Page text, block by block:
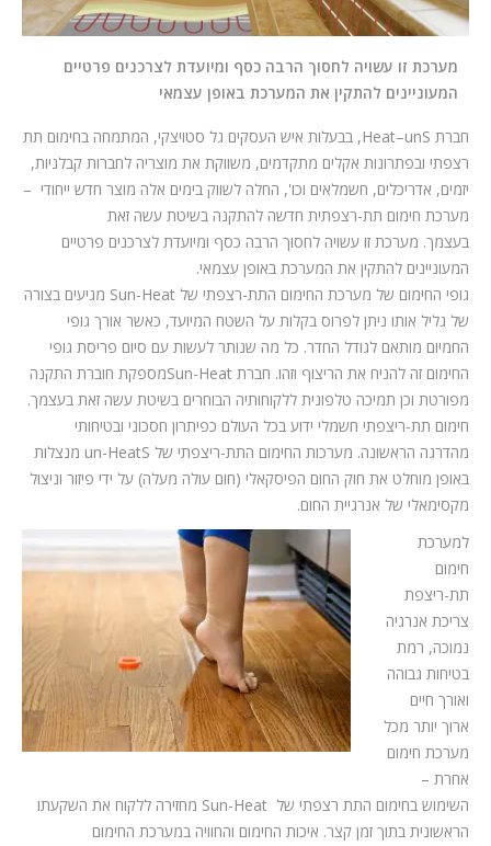
מערכת זו עשויה לחסוך הרבה כסף ומיועדת לצרכנים פרטיים
המעוניינים להתקין את המערכת באופן עצמאי
חברת S
un
–
Heat, בבעלות איש העסקים גל סטויצקי, המתמחה בחימום תת
רצפתי ובפתרונות אקלים מתקדמים, משווקת את מוצריה לחברות קבלניות,
יזמים, אדריכלים, חשמלאים וכו', החלה לשווק בימים אלה מוצר חדש ייחודי –
מערכת חימום תת-רצפתית חדשה להתקנה בשיטת עשה זאת
בעצמך. מערכת זו עשויה לחסוך הרבה כסף ומיועדת לצרכנים פרטיים
המעוניינים להתקין את המערכת באופן עצמאי.
גופי החימום של מערכת החימום התת-רצפתי של Sun-Heat מגיעים בצורה
של גליל אותו ניתן לפרוס בקלות על השטח המיועד, כאשר אורך גופי
החמיום מותאם לגודל החדר. כל מה שנותר לעשות עם סיום פריסת גופי
החימום זה להניח את הריצוף וזהו. חברת Sun-Heatמספקת חוברת התקנה
מפורטת וכן תמיכה טלפונית ללקוחותיה הבוחרים בשיטת עשה זאת בעצמך.
חימום תת-ריצפתי חשמלי ידוע בכל העולם כפיתרון חסכוני ובטיחותי
מהדרגה הראשונה. מערכות החימום התת-ריצפתי של S
un-Heat מנצלות
באופן מוחלט את חוק החום הפיסקאלי (חום עולה מעלה) על ידי פיזור וניצול
מקסימאלי של אנרגיית החום.
למערכת
חימום
תת-ריצפת
צריכת אנרגיה
נמוכה, רמת
בטיחות גבוהה
ואורך חיים
ארוך יותר מכל
מערכת חימום
אחרת –
השימוש בחימום התת רצפתי של Sun-Heat מחזירה ללקוח את השקעתו
הראשונית בתוך זמן קצר. איכות החימום והחוויה במערכת החימום